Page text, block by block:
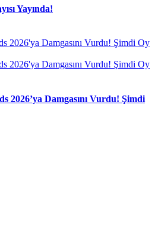
Yayında!
2026’ya Damgasını Vurdu! Şimdi